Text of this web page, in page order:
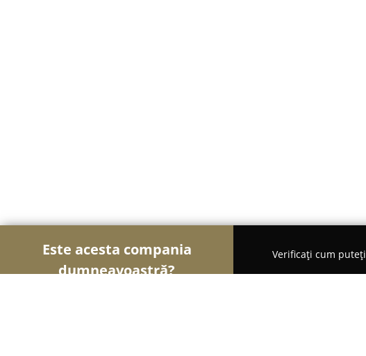
Este acesta compania
dumneavoastră?
Verificați cum